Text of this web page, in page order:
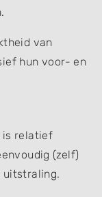
van
hun voor- en
is relatief
(zelf)
uitstraling.